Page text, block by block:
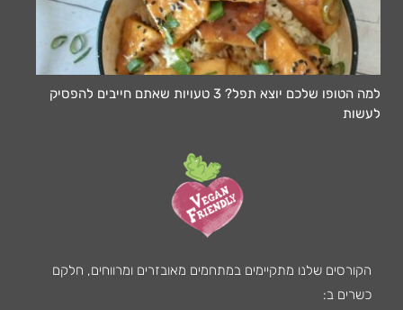
למה הטופו שלכם יוצא תפל? 3 טעויות שאתם חייבים להפסיק
לעשות
הקורסים שלנו מתקיימים במתחמים מאובזרים ומרווחים, חלקם
כשרים ב: